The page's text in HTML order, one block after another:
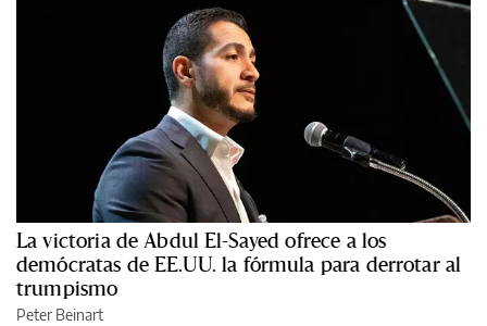
La victoria de Abdul El-Sayed ofrece a los
demócratas de EE.UU. la fórmula para derrotar al
trumpismo
Peter Beinart